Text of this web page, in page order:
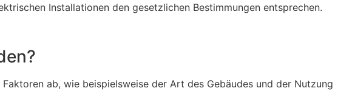
Installationen den gesetzlichen Bestimmungen entsprechen.
ab, wie beispielsweise der Art des Gebäudes und der Nutzung